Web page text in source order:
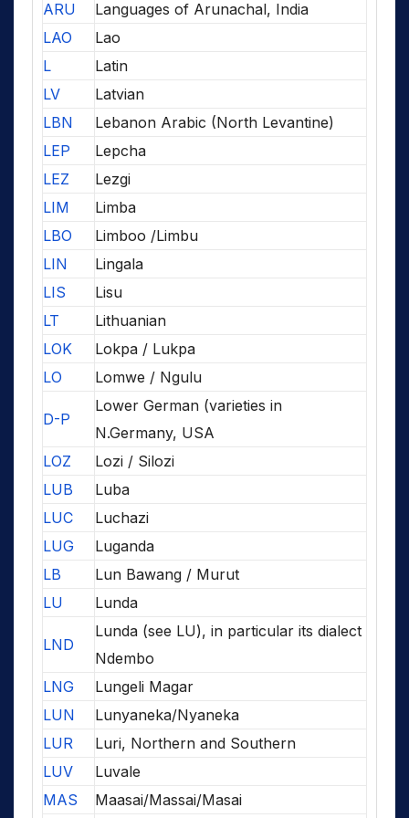
ARU
Languages of Arunachal, India
LAO
Lao
L
Latin
LV
Latvian
LBN
Lebanon Arabic (North Levantine)
LEP
Lepcha
LEZ
Lezgi
LIM
Limba
LBO
Limboo /Limbu
LIN
Lingala
LIS
Lisu
LT
Lithuanian
LOK
Lokpa / Lukpa
LO
Lomwe / Ngulu
D-P
Lower German (varieties in
N.Germany, USA
LOZ
Lozi / Silozi
LUB
Luba
LUC
Luchazi
LUG
Luganda
LB
Lun Bawang / Murut
LU
Lunda
LND
Lunda (see LU), in particular its dialect
Ndembo
LNG
Lungeli Magar
LUN
Lunyaneka/Nyaneka
LUR
Luri, Northern and Southern
LUV
Luvale
MAS
Maasai/Massai/Masai